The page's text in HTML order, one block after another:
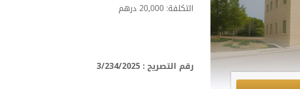
التكلفة: 20,000 درهم
رقم التصريح :3/234/2025